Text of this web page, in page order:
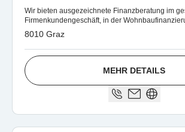
Wir bieten ausgezeichnete Finanzberatung im
Firmenkundengeschäft, in der
Anlageberatung und Vermögensaufbau
8010 Graz
MEHR DETAILS